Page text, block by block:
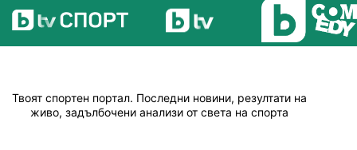
Твоят спортен портал. Последни новини, резултати на
живо, задълбочени анализи от света на спорта